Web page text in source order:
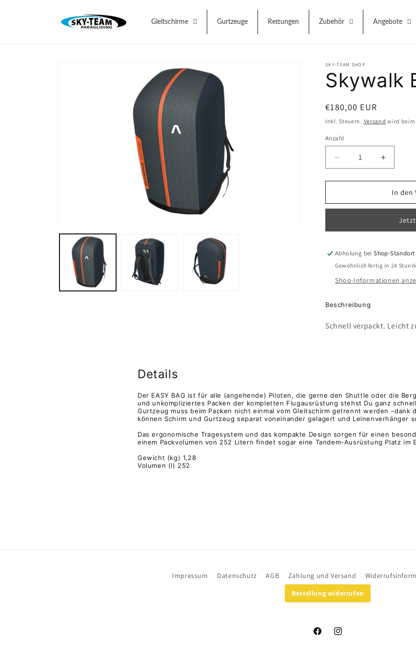
Gleitschirme Gurtzeuge Rettungen Zubehör Angebote
1
Modal
öffnen
SKY-TEAM SHOP
Skywalk
Normaler
Preis
€180,00 EUR
Inkl. Steuern. Versand wird beim
Anzahl
Anzahl
Verringere
die
Menge
Skywalk
Erhöhe
die
Menge
für
Skywalk
In den
Abholung beiShop-Standort
Gewöhnlich fertig in 24
Shop-Informationen
Beschreibung
Schnell verpackt. Leicht
Details
Der EASY BAG ist für alle (angehende) Piloten, die gerne den Shuttle oder die
und unkompliziertes Packen der kompletten Flugausrüstung stehst Du ganz
Gurtzeug muss beim Packen nicht einmal vom Gleitschirm getrennt werden –dank
können Schirm und Gurtzeug separat voneinander gelagert und Leinenverhänger
Das ergonomische Tragesystem und das kompakte Design sorgen für einen
einem Packvolumen von 252 Litern findet sogar eine Tandem-Ausrüstung Platz im
Gewicht (kg) 1,28
Volumen (l) 252
Impressum Datenschutz AGB Zahlung und Versand
Bestellung widerrufen
FacebookInstagram